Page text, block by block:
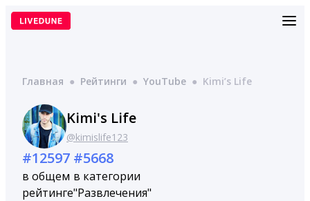
Перейти
Главная ● Рейтинги ● YouTube ● Kimi’s Life
Kimi's Life
@kimislife123
#12597
в общем
рейтинге
#5668
в категории
"Развлечения"